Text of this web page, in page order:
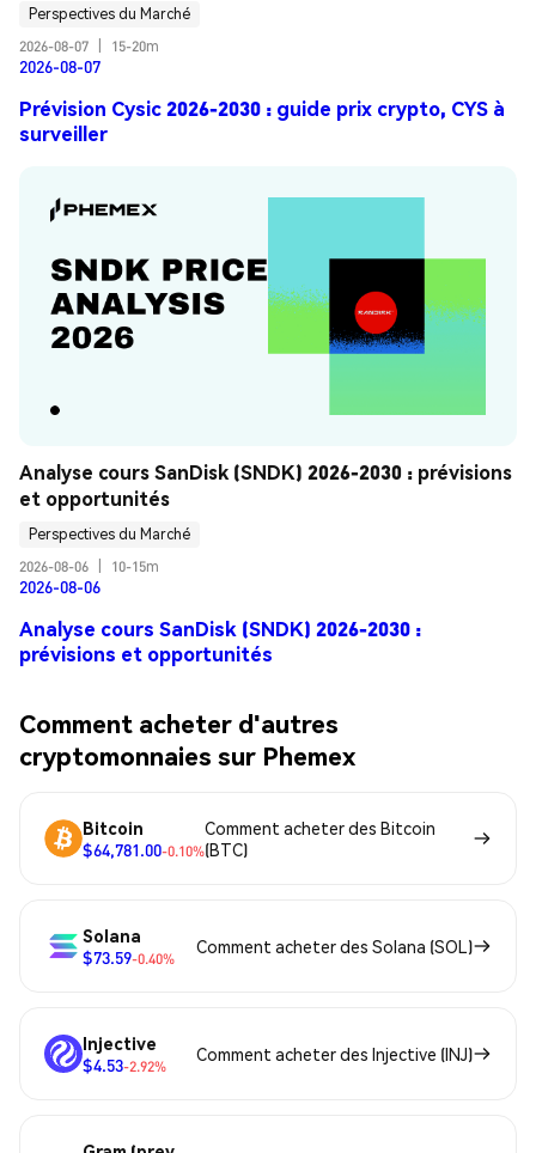
Perspectives du Marché
2026-08-07
15-20m
2026-08-07
Prévision Cysic 2026-2030 : guide prix crypto, CYS à
surveiller
Analyse cours SanDisk (SNDK) 2026-2030 : prévisions
et opportunités
Perspectives du Marché
2026-08-06
10-15m
2026-08-06
Analyse cours SanDisk (SNDK) 2026-2030 :
prévisions et opportunités
Comment acheter d'autres
cryptomonnaies sur Phemex
Bitcoin
$64,781.00-0.10%
Comment acheter des Bitcoin
(BTC)
Solana
$73.59-0.40%
Comment acheter des Solana (SOL)
Injective
$4.53-2.92%
Comment acheter des Injective (INJ)